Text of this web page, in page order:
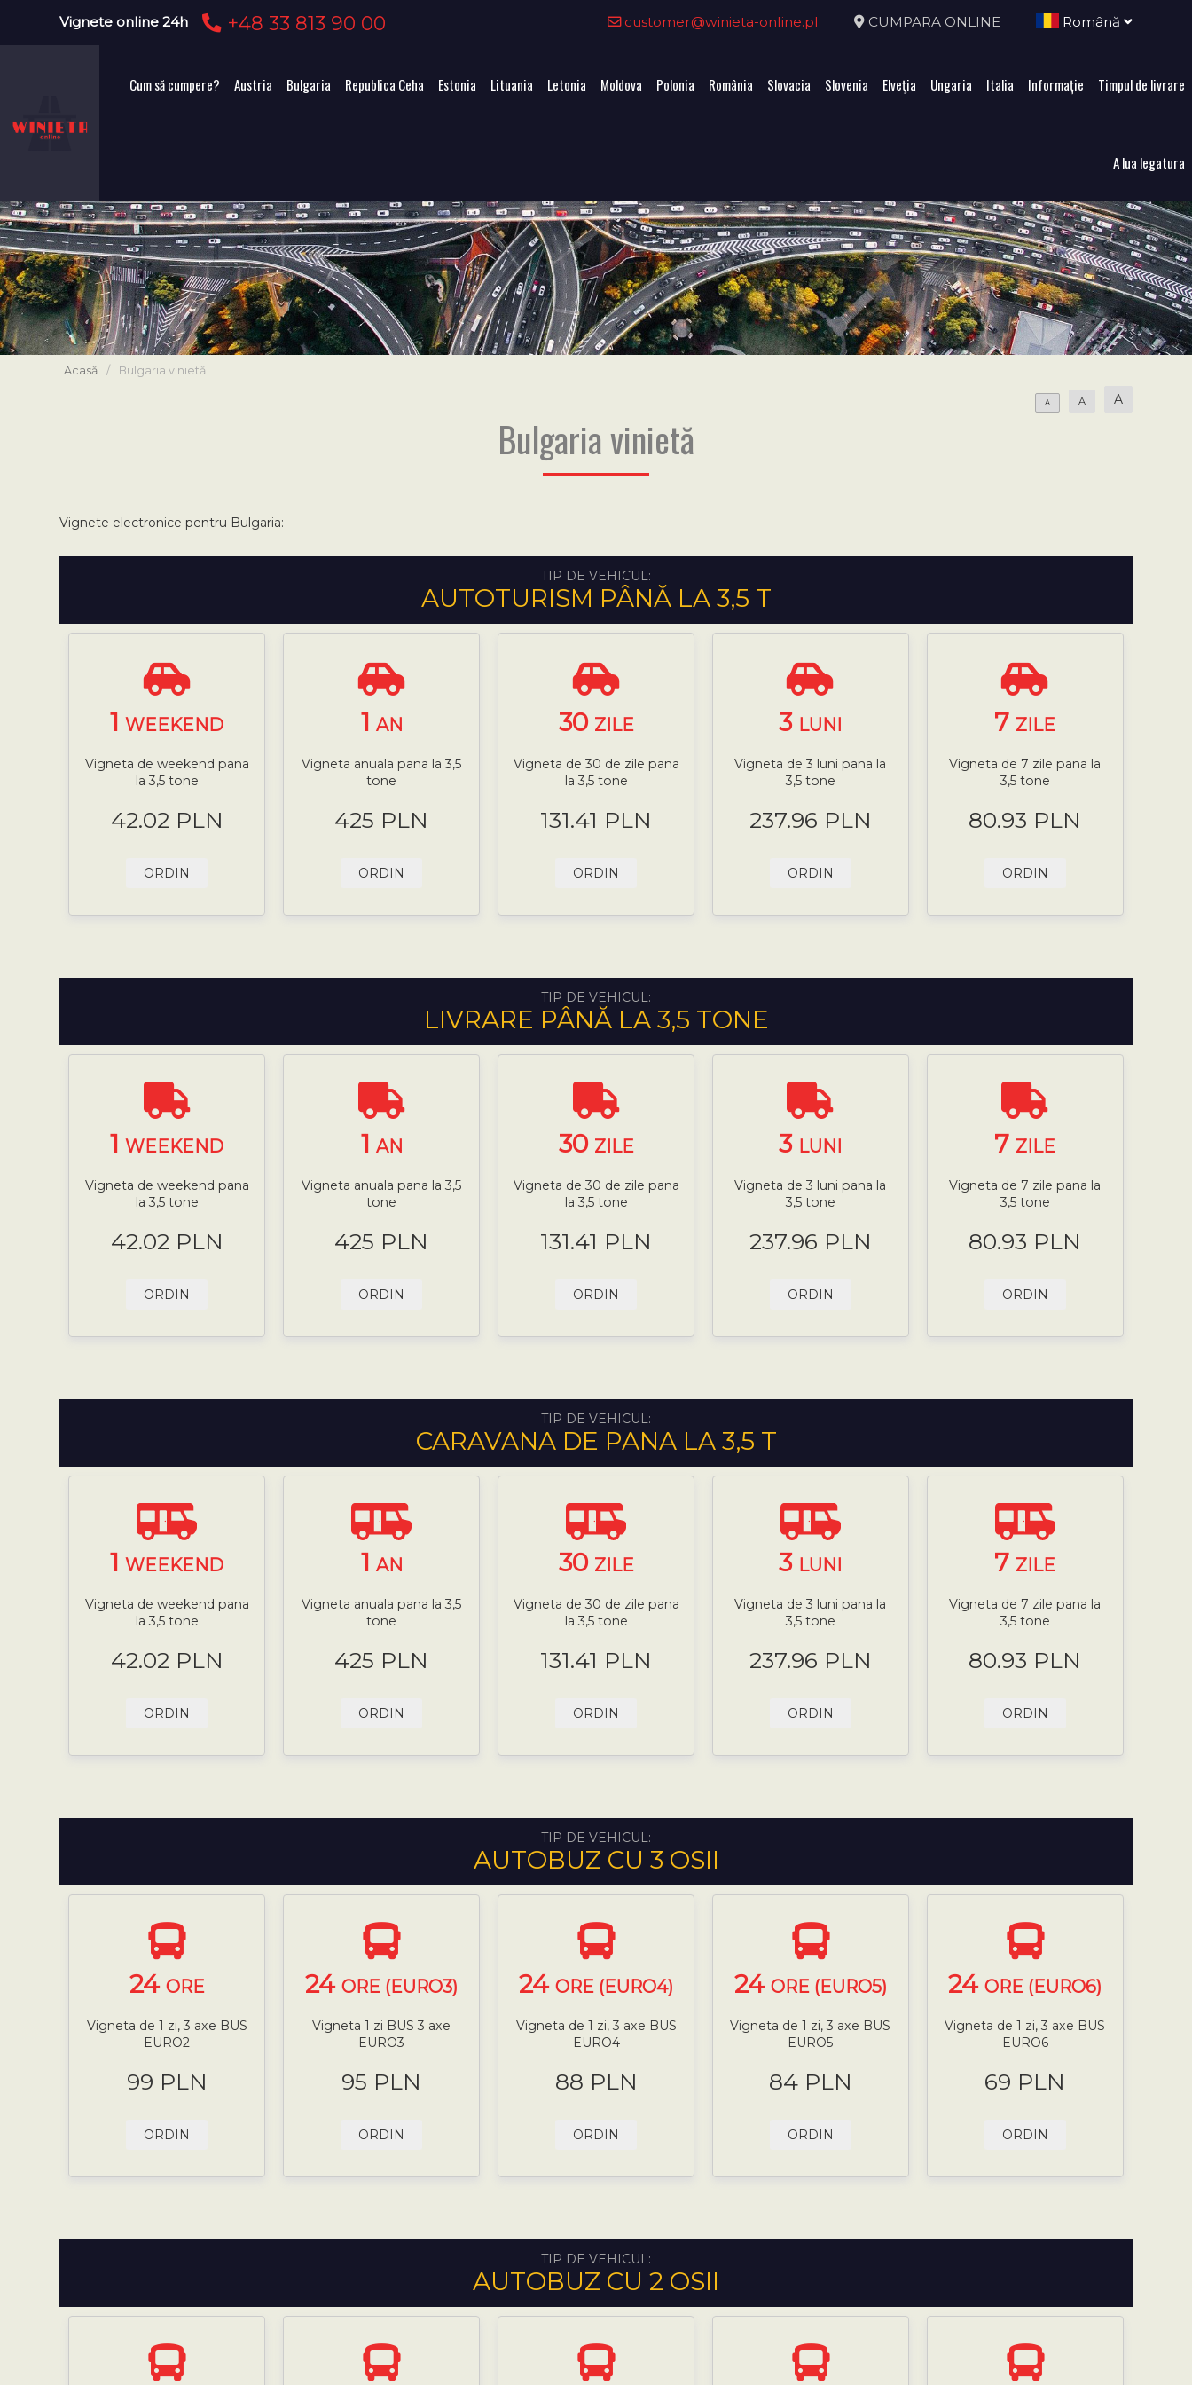
Vignete online 24h +48 33 813 90 00 customer@winieta-online.pl CUMPARA ONLINE Română
Cum să cumpere? Austria Bulgaria Republica Ceha Estonia Lituania Letonia Moldova Polonia România Slovacia Slovenia Elveţia Ungaria Italia Informație Timpul de livrare
A lua legatura
Acasă / Bulgaria vinietă
A A A
Bulgaria vinietă
Vignete electronice pentru Bulgaria:
TIP DE VEHICUL:
AUTOTURISM PÂNĂ LA 3,5 T
1WEEKEND
Vigneta de weekend pana
la 3,5 tone
42.02 PLN
ORDIN
1 AN
Vigneta anuala pana la 3,5
tone
425 PLN
ORDIN
30 ZILE
Vigneta de 30 de zile pana
la 3,5 tone
131.41 PLN
ORDIN
3 LUNI
Vigneta de 3 luni pana la
3,5 tone
237.96 PLN
ORDIN
7 ZILE
Vigneta de 7 zile pana la
3,5 tone
80.93 PLN
ORDIN
TIP DE VEHICUL:
LIVRARE PÂNĂ LA 3,5 TONE
1WEEKEND
Vigneta de weekend pana
la 3,5 tone
42.02 PLN
ORDIN
1 AN
Vigneta anuala pana la 3,5
tone
425 PLN
ORDIN
30 ZILE
Vigneta de 30 de zile pana
la 3,5 tone
131.41 PLN
ORDIN
3 LUNI
Vigneta de 3 luni pana la
3,5 tone
237.96 PLN
ORDIN
7 ZILE
Vigneta de 7 zile pana la
3,5 tone
80.93 PLN
ORDIN
TIP DE VEHICUL:
CARAVANA DE PANA LA 3,5 T
1WEEKEND
Vigneta de weekend pana
la 3,5 tone
42.02 PLN
ORDIN
1 AN
Vigneta anuala pana la 3,5
tone
425 PLN
ORDIN
30 ZILE
Vigneta de 30 de zile pana
la 3,5 tone
131.41 PLN
ORDIN
3 LUNI
Vigneta de 3 luni pana la
3,5 tone
237.96 PLN
ORDIN
7 ZILE
Vigneta de 7 zile pana la
3,5 tone
80.93 PLN
ORDIN
TIP DE VEHICUL:
AUTOBUZ CU 3 OSII
24 ORE
Vigneta de 1 zi, 3 axe BUS
EURO2
99 PLN
ORDIN
24ORE (EURO3)
Vigneta 1 zi BUS 3 axe
EURO3
95 PLN
ORDIN
24 ORE (EURO4)
Vigneta de 1 zi, 3 axe BUS
EURO4
88 PLN
ORDIN
24 ORE (EURO5)
Vigneta de 1 zi, 3 axe BUS
EURO5
84 PLN
ORDIN
24ORE (EURO6)
Vigneta de 1 zi, 3 axe BUS
EURO6
69 PLN
ORDIN
TIP DE VEHICUL:
AUTOBUZ CU 2 OSII